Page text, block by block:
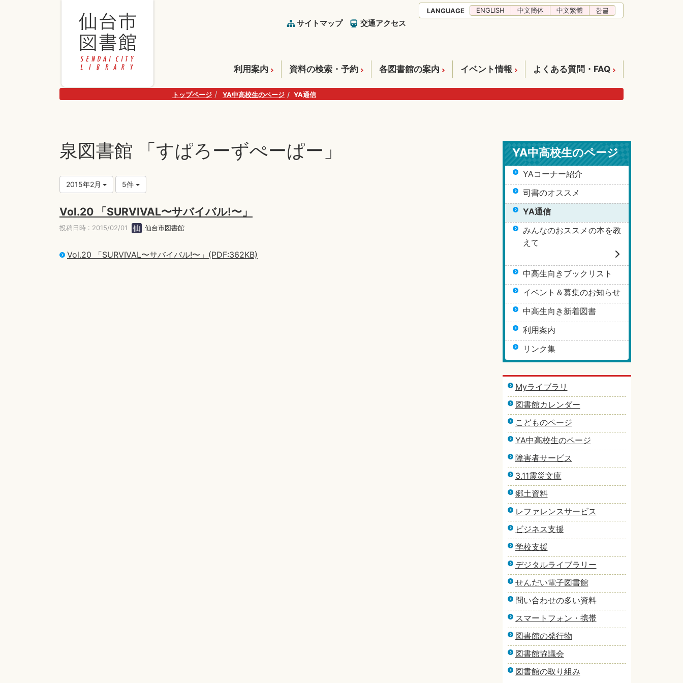
サイトマップ 交通アクセス
LANGUAGE ENGLISH 中文簡体 中文繁體 한글
利用案内 資料の検索・予約 各図書館の案内 イベント情報 よくある質問・FAQ
トップページ YA中高校生のページ YA通信
泉図書館 「すぱろーずぺーぱー」
2015年2月 5件
Vol.20 「SURVIVAL〜サバイバル!〜」
投稿日時 : 2015/02/01 仙台市図書館
Vol.20 「SURVIVAL〜サバイバル!〜」(PDF:362KB)
YA中高校生のページ
YAコーナー紹介
司書のオススメ
YA通信
みんなのおススメの本を教
えて
中高生向きブックリスト
イベント＆募集のお知らせ
中高生向き新着図書
利用案内
リンク集
Myライブラリ
図書館カレンダー
こどものページ
YA中高校生のページ
障害者サービス
3.11震災文庫
郷土資料
レファレンスサービス
ビジネス支援
学校支援
デジタルライブラリー
せんだい電子図書館
問い合わせの多い資料
スマートフォン・携帯
図書館の発行物
図書館協議会
図書館の取り組み